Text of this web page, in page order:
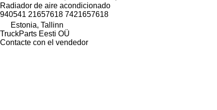
Radiador de aire acondicionado
940541 21657618 7421657618
Estonia, Tallinn
TruckParts Eesti OÜ
Contacte con el vendedor